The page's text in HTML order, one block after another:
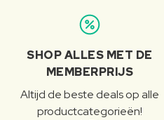
SHOP ALLES MET DE
MEMBERPRIJS
Altijd de beste deals op alle
productcategorieën!